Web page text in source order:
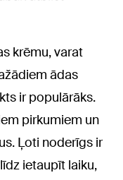
krēmu, varat
ādas
ir populārāks.
pirkumiem un
Ļoti noderīgs ir
ietaupīt laiku,